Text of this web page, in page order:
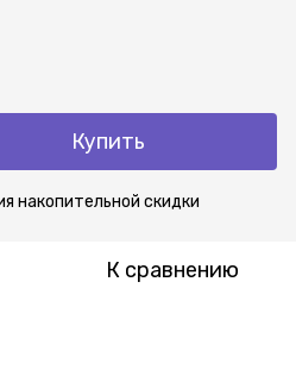
Купить
накопительной скидки
К сравнению